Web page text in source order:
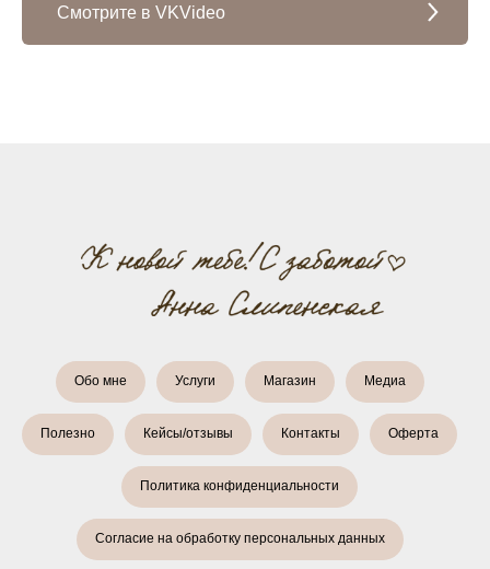
Смотрите в VKVideo
Обо мне Услуги Магазин Медиа
Полезно Кейсы/отзывы Контакты Оферта
Политика конфиденциальности
Согласие на обработку персональных данных